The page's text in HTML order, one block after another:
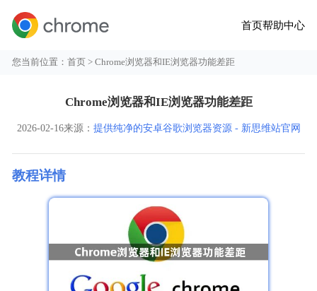
首页帮助中心
您当前位置：首页 > Chrome浏览器和IE浏览器功能差距
Chrome浏览器和IE浏览器功能差距
2026-02-16来源： 提供纯净的安卓谷歌浏览器资源 - 新思维站官网
教程详情